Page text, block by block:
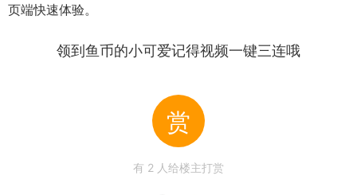
页端快速体验。
领到鱼币的小可爱记得视频一键三连哦
赏
有 2 人给楼主打赏